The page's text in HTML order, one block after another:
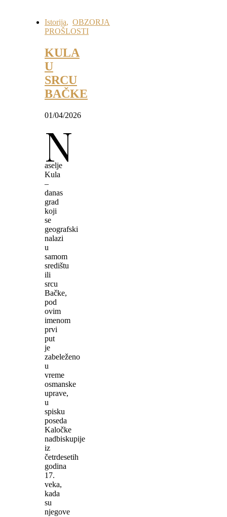
Istorija, OBZORJA
PROŠLOSTI
KULA
U
SRCU
BAČKE
01/04/2026
N
aselje
Kula
–
danas
grad
koji
se
geografski
nalazi
u
samom
središtu
ili
srcu
Bačke,
pod
ovim
imenom
prvi
put
je
zabeleženo
u
vreme
osmanske
uprave,
u
spisku
poseda
Kaločke
nadbiskupije
iz
četrdesetih
godina
17.
veka,
kada
su
njegove